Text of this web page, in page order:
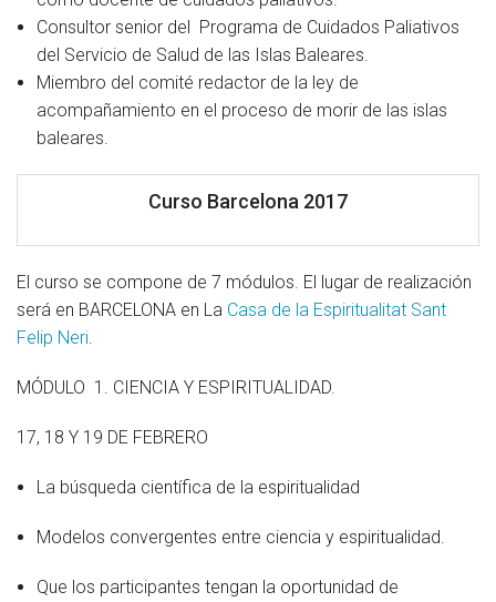
Consultor senior del Programa de Cuidados Paliativos
del Servicio de Salud de las Islas Baleares.
Miembro del comité redactor de la ley de
acompañamiento en el proceso de morir de las islas
baleares.
Curso Barcelona 2017
El curso se compone de 7 módulos. El lugar de realización
será en BARCELONA en La Casa de la Espiritualitat Sant
Felip Neri.
MÓDULO 1. CIENCIA Y ESPIRITUALIDAD.
17, 18 Y 19 DE FEBRERO
La búsqueda científica de la espiritualidad
Modelos convergentes entre ciencia y espiritualidad.
Que los participantes tengan la oportunidad de